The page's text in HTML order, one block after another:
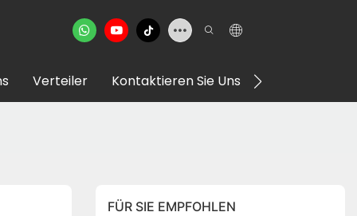
Verteiler Kontaktieren Sie Uns
FÜR SIE EMPFOHLEN